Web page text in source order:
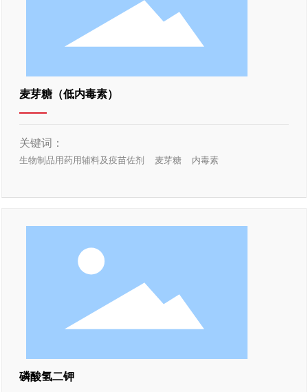
麦芽糖（低内毒素）
关键词：
生物制品用药用辅料及疫苗佐剂 麦芽糖 内毒素
磷酸氢二钾